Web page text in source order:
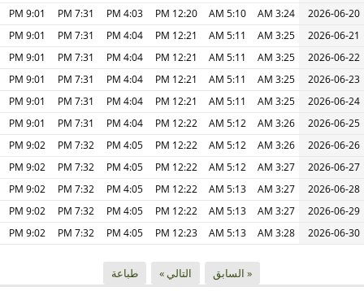
2026-06-20
3:24 AM
5:10 AM
12:20 PM
4:03 PM
7:31 PM
9:01 PM
2026-06-21
3:25 AM
5:11 AM
12:21 PM
4:04 PM
7:31 PM
9:01 PM
2026-06-22
3:25 AM
5:11 AM
12:21 PM
4:04 PM
7:31 PM
9:01 PM
2026-06-23
3:25 AM
5:11 AM
12:21 PM
4:04 PM
7:31 PM
9:01 PM
2026-06-24
3:25 AM
5:11 AM
12:21 PM
4:04 PM
7:31 PM
9:01 PM
2026-06-25
3:26 AM
5:12 AM
12:22 PM
4:04 PM
7:31 PM
9:01 PM
2026-06-26
3:26 AM
5:12 AM
12:22 PM
4:05 PM
7:32 PM
9:02 PM
2026-06-27
3:27 AM
5:12 AM
12:22 PM
4:05 PM
7:32 PM
9:02 PM
2026-06-28
3:27 AM
5:13 AM
12:22 PM
4:05 PM
7:32 PM
9:02 PM
2026-06-29
3:27 AM
5:13 AM
12:22 PM
4:05 PM
7:32 PM
9:02 PM
2026-06-30
3:28 AM
5:13 AM
12:23 PM
4:05 PM
7:32 PM
9:02 PM
« السابق التالي » طباعة